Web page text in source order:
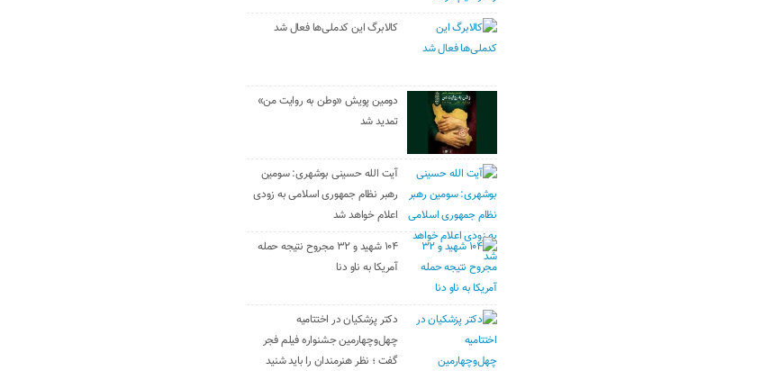
کالابرگ این کدملی‌ها فعال شد
دومین پویش «وطن به روایت من»
تمدید شد
آیت الله حسینی بوشهری: سومین
رهبر نظام جمهوری اسلامی به زودی
اعلام خواهد شد
۱۰۴ شهید و ۳۲ مجروح نتیجه حمله
آمریکا به ناو دنا
دکتر پزشکیان در اختتامیه
چهل‌وچهارمین جشنواره فیلم فجر
گفت ؛ نظر هنرمندان را باید شنید